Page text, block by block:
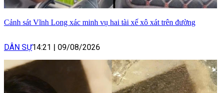
Cảnh sát Vĩnh Long xác minh vụ hai tài xế xô xát trên đường
DÂN SỰ14:21 09/08/2026